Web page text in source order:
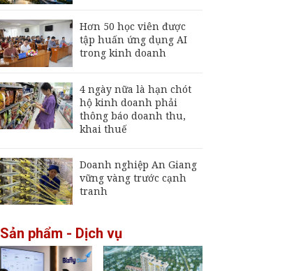
Hơn 50 học viên được
tập huấn ứng dụng AI
trong kinh doanh
4 ngày nữa là hạn chót
hộ kinh doanh phải
thông báo doanh thu,
khai thuế
Doanh nghiệp An Giang
vững vàng trước cạnh
tranh
Sản phẩm - Dịch vụ